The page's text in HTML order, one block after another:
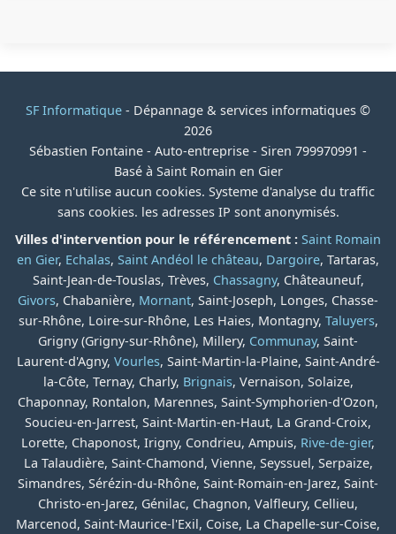
SF Informatique - Dépannage & services informatiques ©
2026
Sébastien Fontaine - Auto-entreprise - Siren 799970991 -
Basé à Saint Romain en Gier
Ce site n'utilise aucun cookies. Systeme d'analyse du traffic
sans cookies. les adresses IP sont anonymisés.
Villes d'intervention pour le référencement : Saint Romain
en Gier, Echalas, Saint Andéol le château, Dargoire, Tartaras,
Saint-Jean-de-Touslas, Trèves, Chassagny, Châteauneuf,
Givors, Chabanière, Mornant, Saint-Joseph, Longes, Chasse-
sur-Rhône, Loire-sur-Rhône, Les Haies, Montagny, Taluyers,
Grigny (Grigny-sur-Rhône), Millery, Communay, Saint-
Laurent-d'Agny, Vourles, Saint-Martin-la-Plaine, Saint-André-
la-Côte, Ternay, Charly, Brignais, Vernaison, Solaize,
Chaponnay, Rontalon, Marennes, Saint-Symphorien-d'Ozon,
Soucieu-en-Jarrest, Saint-Martin-en-Haut, La Grand-Croix,
Lorette, Chaponost, Irigny, Condrieu, Ampuis, Rive-de-gier,
La Talaudière, Saint-Chamond, Vienne, Seyssuel, Serpaize,
Simandres, Sérézin-du-Rhône, Saint-Romain-en-Jarez, Saint-
Christo-en-Jarez, Génilac, Chagnon, Valfleury, Cellieu,
Marcenod, Saint-Maurice-l'Exil, Coise, La Chapelle-sur-Coise,